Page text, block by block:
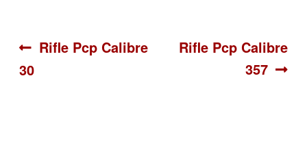
Navegación
de
Anterior:
Rifle Pcp Calibre
30
Siguiente:
Rifle Pcp Calibre
357